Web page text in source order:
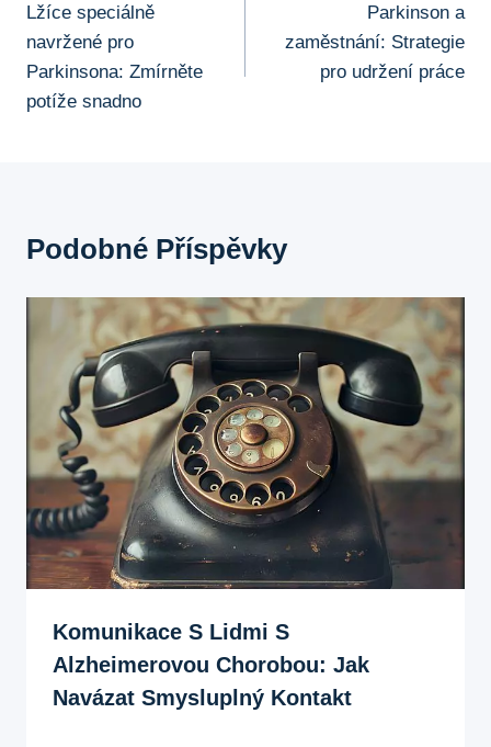
Pro
Příspěvek
Lžíce speciálně
navržené pro
Parkinsona: Zmírněte
potíže snadno
Parkinson a
zaměstnání: Strategie
pro udržení práce
Podobné Příspěvky
Komunikace S Lidmi S
Alzheimerovou Chorobou: Jak
Navázat Smysluplný Kontakt